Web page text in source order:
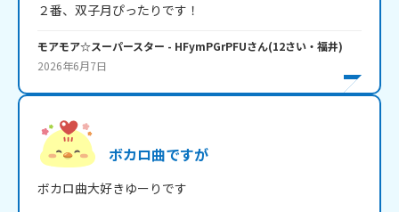
２番、双子月ぴったりです！
モアモア☆スーパースター - HFymPGrPFUさん(12さい・ 福井)
2026年6月7日
ボカロ曲ですが
ボカロ曲大好きゆーりです